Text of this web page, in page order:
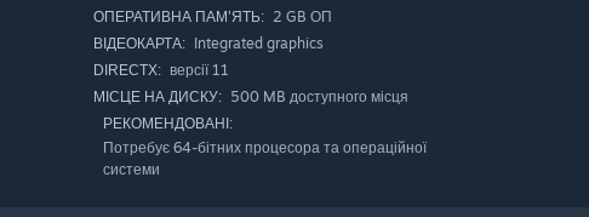
ОПЕРАТИВНА ПАМ’ЯТЬ: 2 GB ОП
ВІДЕОКАРТА: Integrated graphics
DIRECTX: версії 11
МІСЦЕ НА ДИСКУ: 500 MB доступного місця
РЕКОМЕНДОВАНІ:
Потребує 64-бітних процесора та операційної
системи